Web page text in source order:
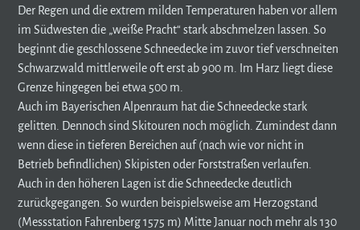
Der Regen und die extrem milden Temperaturen haben vor allem
im Südwesten die „weiße Pracht“ stark abschmelzen lassen. So
beginnt die geschlossene Schneedecke im zuvor tief verschneiten
Schwarzwald mittlerweile oft erst ab 900 m. Im Harz liegt diese
Grenze hingegen bei etwa 500 m.
Auch im Bayerischen Alpenraum hat die Schneedecke stark
gelitten. Dennoch sind Skitouren noch möglich. Zumindest dann
wenn diese in tieferen Bereichen auf (nach wie vor nicht in
Betrieb befindlichen) Skipisten oder Forststraßen verlaufen.
Auch in den höheren Lagen ist die Schneedecke deutlich
zurückgegangen. So wurden beispielsweise am Herzogstand
(Messstation Fahrenberg 1575 m) Mitte Januar noch mehr als 130